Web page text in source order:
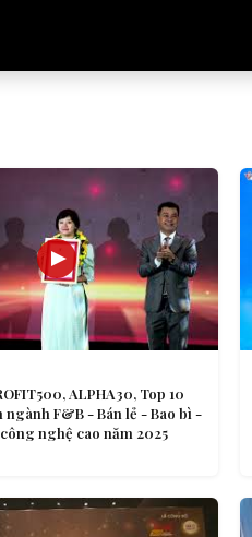
ALPHA30, Top 10
ngành F&B - Bán lẻ - Bao bì -
nghệ cao năm 2025